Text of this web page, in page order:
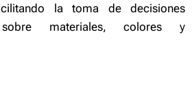
la toma de decisiones
sobre materiales, colores y